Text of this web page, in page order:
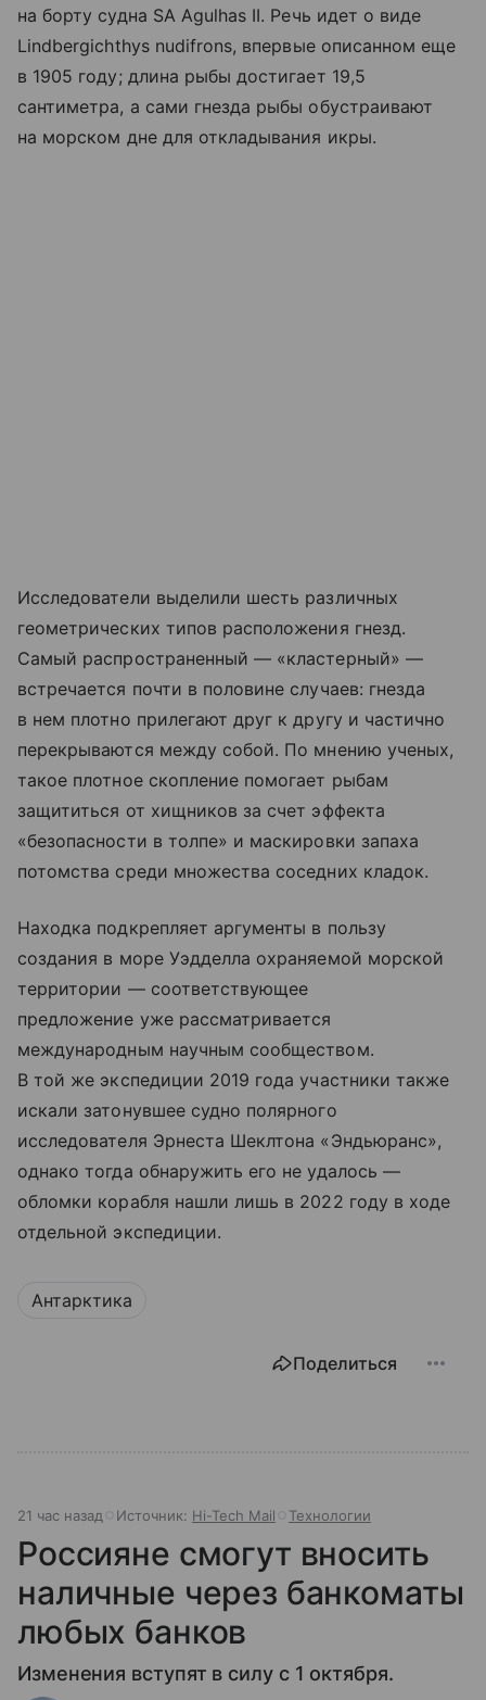
на борту судна SA Agulhas II. Речь идет о виде
Lindbergichthys nudifrons, впервые описанном еще
в 1905 году; длина рыбы достигает 19,5
сантиметра, а сами гнезда рыбы обустраивают
на морском дне для откладывания икры.
Исследователи выделили шесть различных
геометрических типов расположения гнезд.
Самый распространенный — «кластерный» —
встречается почти в половине случаев: гнезда
в нем плотно прилегают друг к другу и частично
перекрываются между собой. По мнению ученых,
такое плотное скопление помогает рыбам
защититься от хищников за счет эффекта
«безопасности в толпе» и маскировки запаха
потомства среди множества соседних кладок.
Находка подкрепляет аргументы в пользу
создания в море Уэдделла охраняемой морской
территории — соответствующее
предложение уже рассматривается
международным научным сообществом.
В той же экспедиции 2019 года участники также
искали затонувшее судно полярного
исследователя Эрнеста Шеклтона «Эндьюранс»,
однако тогда обнаружить его не удалось —
обломки корабля нашли лишь в 2022 году в ходе
отдельной экспедиции.
Антарктика
Поделиться
21 час назад Источник: Hi-Tech Mail Технологии
Россияне смогут вносить
наличные через банкоматы
любых банков
Изменения вступят в силу с 1 октября.